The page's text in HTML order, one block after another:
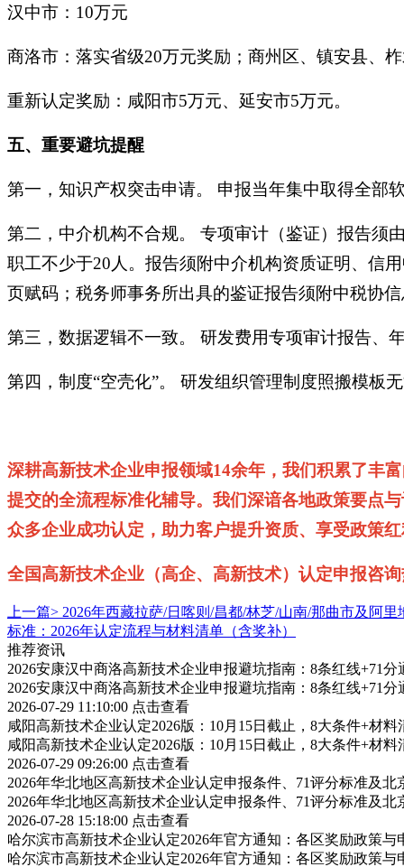
汉中市： 10万元
商洛市：落实省级20万元奖励；商州区、镇安县、
重新认定奖励：咸阳市5万元、延安市5万元。
五、重要避坑提醒
第一，知识产权突击申请。 申报当年集中取得全部
第二，中介机构不合规。
专项审计（鉴证）报告须
职工不少于20人。报告须附中介机构资质证明、信
页赋码；税务师事务所出具的鉴证报告须附中税协
第三，数据逻辑不一致。 研发费用专项审计报告、
第四，制度“空壳化”。 研发组织管理制度照搬模板
深耕高新技术企业申报领域14余年，我们积累了丰
提交的全流程标准化辅导。我们深谙各地政策要点
众多企业成功认定，助力客户提升资质、享受政策
全国高新技术企业（高企、高新技术）认定申报咨
上一篇> 2026年西藏拉萨/日喀则/昌都/林芝/山南/那曲市及阿
标准：2026年认定流程与材料清单（含奖补）
推荐资讯
2026安康汉中商洛高新技术企业申报避坑指南：8条红线+71
2026安康汉中商洛高新技术企业申报避坑指南：8条红线+71
2026-07-29 11:10:00 点击查看
咸阳高新技术企业认定2026版：10月15日截止，8大条件+材
咸阳高新技术企业认定2026版：10月15日截止，8大条件+材
2026-07-29 09:26:00 点击查看
2026年华北地区高新技术企业认定申报条件、71评分标准及
2026年华北地区高新技术企业认定申报条件、71评分标准及
2026-07-28 15:18:00 点击查看
哈尔滨市高新技术企业认定2026年官方通知：各区奖励政策
哈尔滨市高新技术企业认定2026年官方通知：各区奖励政策